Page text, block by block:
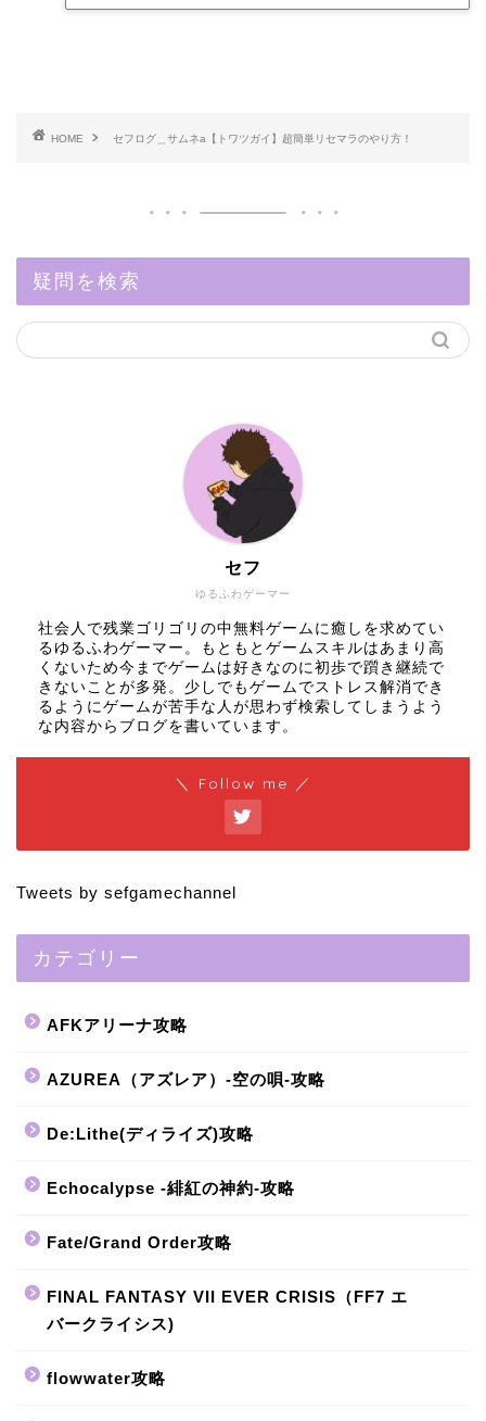
HOME セフログ＿サムネa【トワツガイ】超簡単リセマラのやり方！
疑問を検索
ゆるふわゲーマー
セフ
社会人で残業ゴリゴリの中無料ゲームに癒しを求めてい
るゆるふわゲーマー。もともとゲームスキルはあまり高
くないため今までゲームは好きなのに初歩で躓き継続で
きないことが多発。少しでもゲームでストレス解消でき
るようにゲームが苦手な人が思わず検索してしまうよう
な内容からブログを書いています。
＼ Follow me ／
Tweets by sefgamechannel
カテゴリー
AFKアリーナ攻略
AZUREA（アズレア）-空の唄-攻略
De:Lithe(ディライズ)攻略
Echocalypse -緋紅の神約-攻略
Fate/Grand Order攻略
FINAL FANTASY VII EVER CRISIS（FF7 エ
バークライシス)
flowwater攻略